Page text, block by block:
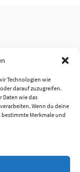
Technologien wie
darauf zuzugreifen.
Daten wie das
Wenn du deine
Merkmale und